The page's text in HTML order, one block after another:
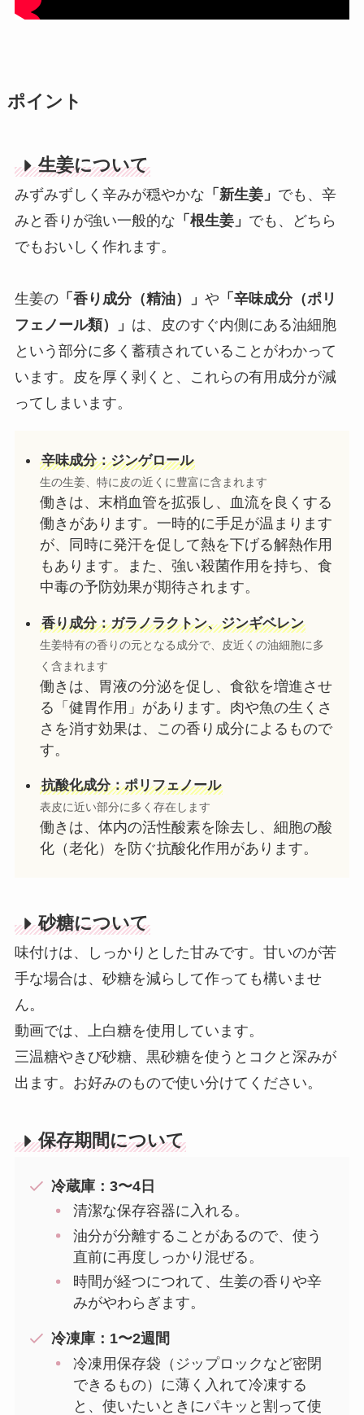
ポイント
生姜について
みずみずしく辛みが穏やかな 「新生姜」 でも、辛
みと香りが強い一般的な 「根生姜」 でも、どちら
でもおいしく作れます。
生姜の「香り成分（精油）」 や 「辛味成分（ポリ
フェノール類）」 は、皮のすぐ内側にある油細胞
という部分に多く蓄積されていることがわかって
います。皮を厚く剥くと、これらの有用成分が減
ってしまいます。
辛味成分：ジンゲロール
生の生姜、特に皮の近くに豊富に含まれます
働きは、末梢血管を拡張し、血流を良くする
働きがあります。一時的に手足が温まります
が、同時に発汗を促して熱を下げる解熱作用
もあります。また、強い殺菌作用を持ち、食
中毒の予防効果が期待されます。
香り成分：ガラノラクトン、ジンギベレン
生姜特有の香りの元となる成分で、皮近くの油細胞に多
く含まれます
働きは、胃液の分泌を促し、食欲を増進させ
る「健胃作用」があります。肉や魚の生くさ
さを消す効果は、この香り成分によるもので
す。
抗酸化成分：ポリフェノール
表皮に近い部分に多く存在します
働きは、体内の活性酸素を除去し、細胞の酸
化（老化）を防ぐ抗酸化作用があります。
砂糖について
味付けは、しっかりとした甘みです。甘いのが苦
手な場合は、砂糖を減らして作っても構いませ
ん。
動画では、上白糖を使用しています。
三温糖やきび砂糖、黒砂糖を使うとコクと深みが
出ます。お好みのもので使い分けてください。
保存期間について
冷蔵庫：3〜4日
清潔な保存容器に入れる。
油分が分離することがあるので、使う
直前に再度しっかり混ぜる。
時間が経つにつれて、生姜の香りや辛
みがやわらぎます。
冷凍庫：1〜2週間
冷凍用保存袋（ジップロックなど密閉
できるもの）に薄く入れて冷凍する
と、使いたいときにパキッと割って使